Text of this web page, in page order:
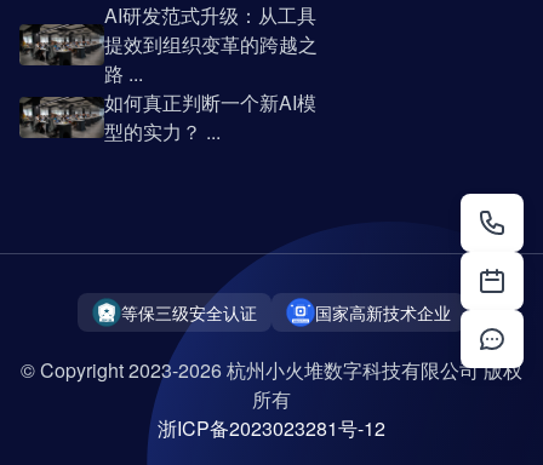
AI研发范式升级：从工具
提效到组织变革的跨越之
路 ...
如何真正判断一个新AI模
型的实力？ ...
等保三级安全认证 国家高新技术企业
© Copyright 2023-2026 杭州小火堆数字科技有限公司 版权
所有
浙ICP备2023023281号-12